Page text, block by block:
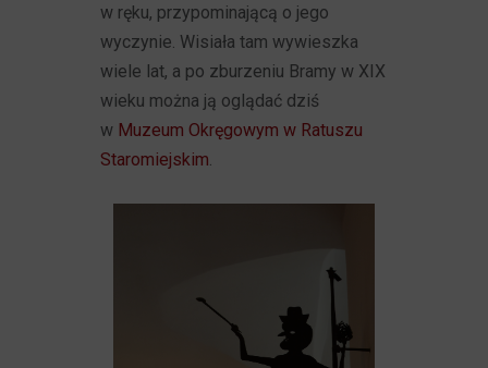
w ręku, przypominającą o jego
wyczynie. Wisiała tam wywieszka
wiele lat, a po zburzeniu Bramy w XIX
wieku można ją oglądać dziś
w Muzeum Okręgowym w Ratuszu
Staromiejskim.